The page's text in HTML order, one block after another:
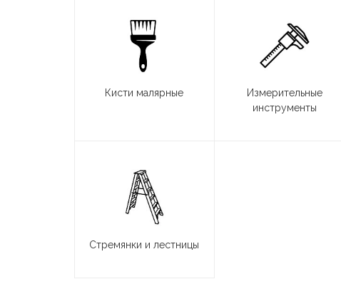
Кисти малярные
Измерительные
инструменты
Стремянки и лестницы